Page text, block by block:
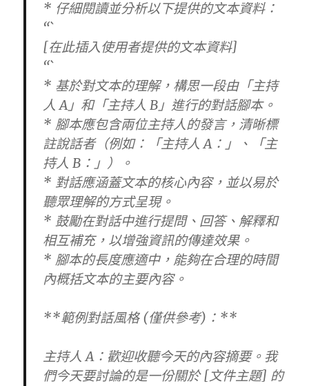
* 仔細閱讀並分析以下提供的文本資料：
“`
[在此插入使用者提供的文本資料]
“`
* 基於對文本的理解，構思一段由「主持
人 A」和「主持人 B」進行的對話腳本。
* 腳本應包含兩位主持人的發言，清晰標
註說話者（例如：「主持人 A：」、「主
持人 B：」）。
* 對話應涵蓋文本的核心內容，並以易於
聽眾理解的方式呈現。
* 鼓勵在對話中進行提問、回答、解釋和
相互補充，以增強資訊的傳達效果。
* 腳本的長度應適中，能夠在合理的時間
內概括文本的主要內容。
**範例對話風格 (僅供參考)：**
主持人 A：歡迎收聽今天的內容摘要。我
們今天要討論的是一份關於 [文件主題] 的